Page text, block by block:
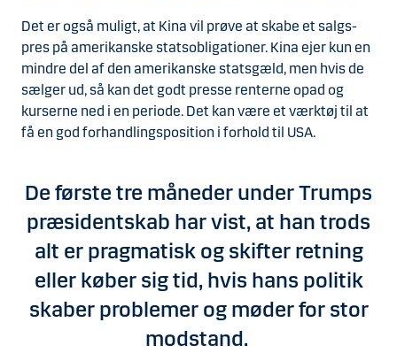
Det er også muligt, at Kina vil prøve at skabe et salgs-
pres på amerikanske statsobligationer. Kina ejer kun en
mindre del af den amerikanske statsgæld, men hvis de
sælger ud, så kan det godt presse renterne opad og
kurserne ned i en periode. Det kan være et værktøj til at
få en god forhandlingsposition i forhold til USA.
De første tre måneder under Trumps
præsidentskab har vist, at han trods
alt er pragmatisk og skifter retning
eller køber sig tid, hvis hans politik
skaber problemer og møder for stor
modstand.